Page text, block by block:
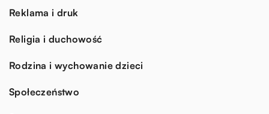
Reklama i druk
Religia i duchowość
Rodzina i wychowanie dzieci
Społeczeństwo